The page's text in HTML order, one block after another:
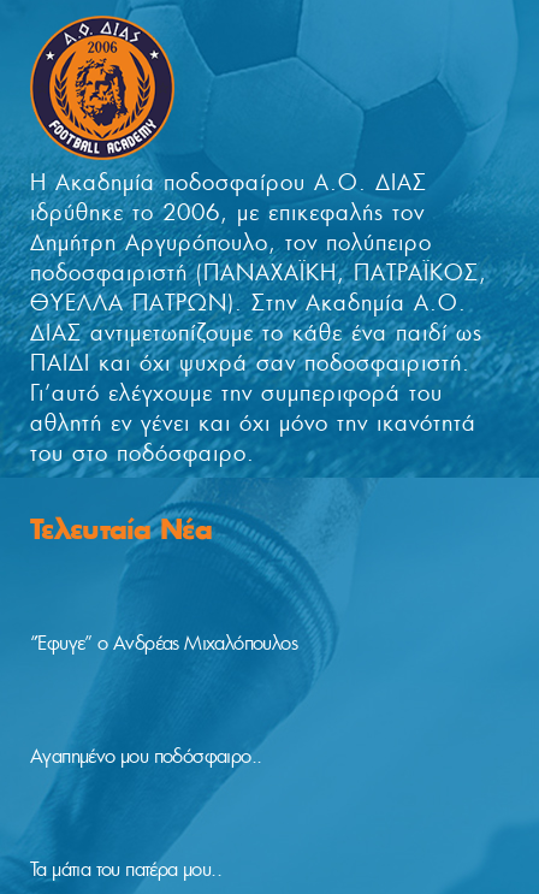
Η Ακαδημία ποδοσφαίρου Α.Ο. ΔΙΑΣ
ιδρύθηκε το 2006, με επικεφαλής τον
Δημήτρη Αργυρόπουλο, τον πολύπειρο
ποδοσφαιριστή (ΠΑΝΑΧΑΪΚΗ, ΠΑΤΡΑΪΚΟΣ,
ΘΥΕΛΛΑ ΠΑΤΡΩΝ). Στην Ακαδημία Α.Ο.
ΔΙΑΣ αντιμετωπίζουμε το κάθε ένα παιδί ως
ΠΑΙΔΙ και όχι ψυχρά σαν ποδοσφαιριστή.
Γι’αυτό ελέγχουμε την συμπεριφορά του
αθλητή εν γένει και όχι μόνο την ικανότητά
του στο ποδόσφαιρο.
Τελευταία Νέα
“Έφυγε” ο Ανδρέας Μιχαλόπουλος
Αγαπημένο μου ποδόσφαιρο..
Τα μάτια του πατέρα μου..